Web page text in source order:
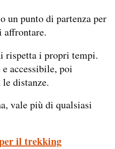
un punto di partenza per
affrontare.
rispetta i propri tempi.
accessibile, poi
distanze.
vale più di qualsiasi
il trekking